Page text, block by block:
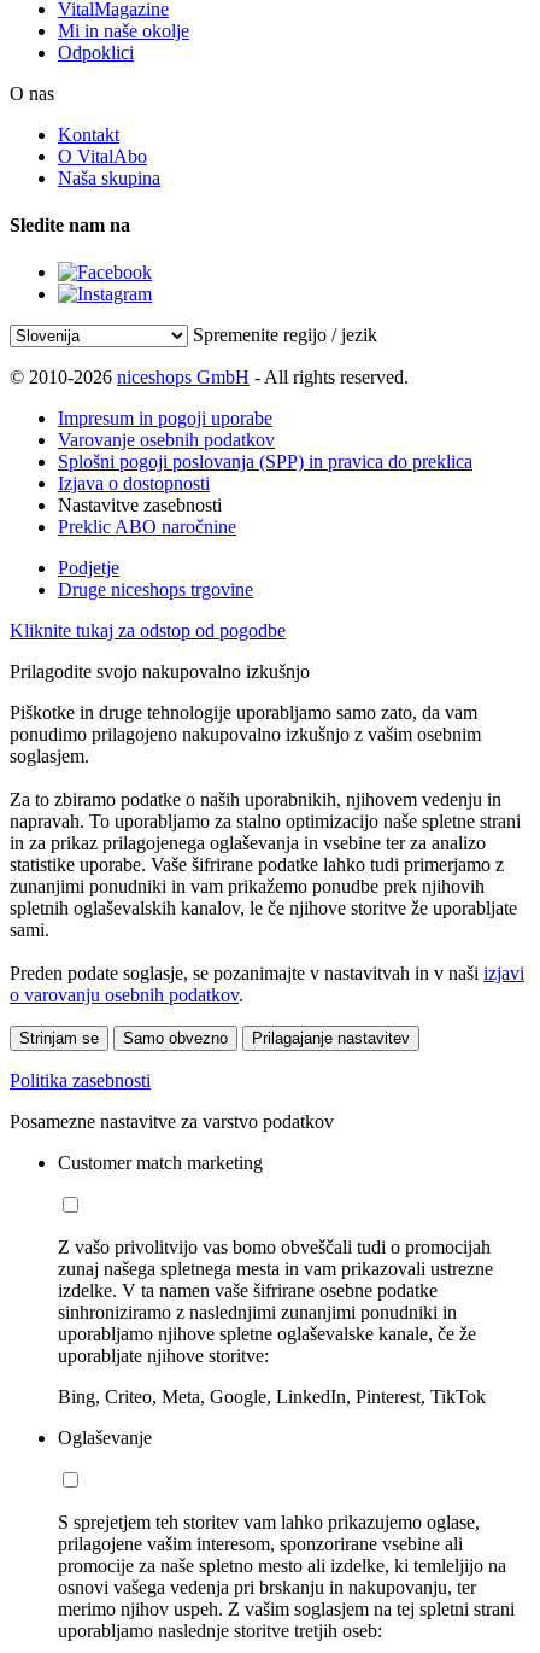
VitalMagazine
Mi in naše okolje
Odpoklici
O nas
Kontakt
O VitalAbo
Naša skupina
Sledite nam na
Spremenite regijo / jezik
© 2010-2026 niceshops GmbH - All rights reserved.
Impresum in pogoji uporabe
Varovanje osebnih podatkov
Splošni pogoji poslovanja (SPP) in pravica do preklica
Izjava o dostopnosti
Nastavitve zasebnosti
Preklic ABO naročnine
Podjetje
Druge niceshops trgovine
Kliknite tukaj za odstop od pogodbe
Prilagodite svojo nakupovalno izkušnjo
Piškotke in druge tehnologije uporabljamo samo zato, da vam
ponudimo prilagojeno nakupovalno izkušnjo z vašim osebnim
soglasjem.
Za to zbiramo podatke o naših uporabnikih, njihovem vedenju in
napravah. To uporabljamo za stalno optimizacijo naše spletne strani
in za prikaz prilagojenega oglaševanja in vsebine ter za analizo
statistike uporabe. Vaše šifrirane podatke lahko tudi primerjamo z
zunanjimi ponudniki in vam prikažemo ponudbe prek njihovih
spletnih oglaševalskih kanalov, le če njihove storitve že uporabljate
sami.
Preden podate soglasje, se pozanimajte v nastavitvah in v naši izjavi
o varovanju osebnih podatkov.
Strinjam se Samo obvezno Prilagajanje nastavitev
Politika zasebnosti
Posamezne nastavitve za varstvo podatkov
Customer match marketing
Z vašo privolitvijo vas bomo obveščali tudi o promocijah
zunaj našega spletnega mesta in vam prikazovali ustrezne
izdelke. V ta namen vaše šifrirane osebne podatke
sinhroniziramo z naslednjimi zunanjimi ponudniki in
uporabljamo njihove spletne oglaševalske kanale, če že
uporabljate njihove storitve:
Bing, Criteo, Meta, Google, LinkedIn, Pinterest, TikTok
Oglaševanje
S sprejetjem teh storitev vam lahko prikazujemo oglase,
prilagojene vašim interesom, sponzorirane vsebine ali
promocije za naše spletno mesto ali izdelke, ki temleljijo na
osnovi vašega vedenja pri brskanju in nakupovanju, ter
merimo njihov uspeh. Z vašim soglasjem na tej spletni strani
uporabljamo naslednje storitve tretjih oseb: